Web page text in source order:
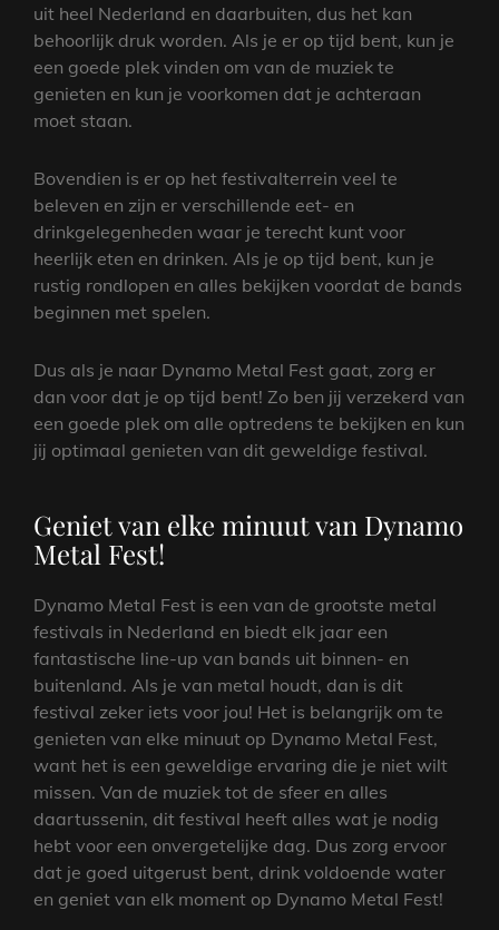
uit heel Nederland en daarbuiten, dus het kan
behoorlijk druk worden. Als je er op tijd bent, kun je
een goede plek vinden om van de muziek te
genieten en kun je voorkomen dat je achteraan
moet staan.
Bovendien is er op het festivalterrein veel te
beleven en zijn er verschillende eet- en
drinkgelegenheden waar je terecht kunt voor
heerlijk eten en drinken. Als je op tijd bent, kun je
rustig rondlopen en alles bekijken voordat de bands
beginnen met spelen.
Dus als je naar Dynamo Metal Fest gaat, zorg er
dan voor dat je op tijd bent! Zo ben jij verzekerd van
een goede plek om alle optredens te bekijken en kun
jij optimaal genieten van dit geweldige festival.
Geniet van elke minuut van Dynamo
Metal Fest!
Dynamo Metal Fest is een van de grootste metal
festivals in Nederland en biedt elk jaar een
fantastische line-up van bands uit binnen- en
buitenland. Als je van metal houdt, dan is dit
festival zeker iets voor jou! Het is belangrijk om te
genieten van elke minuut op Dynamo Metal Fest,
want het is een geweldige ervaring die je niet wilt
missen. Van de muziek tot de sfeer en alles
daartussenin, dit festival heeft alles wat je nodig
hebt voor een onvergetelijke dag. Dus zorg ervoor
dat je goed uitgerust bent, drink voldoende water
en geniet van elk moment op Dynamo Metal Fest!